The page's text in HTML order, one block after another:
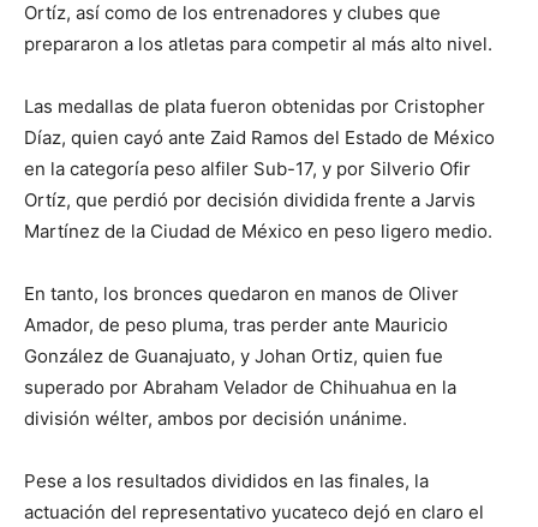
Ortíz, así como de los entrenadores y clubes que
prepararon a los atletas para competir al más alto nivel.
Las medallas de plata fueron obtenidas por Cristopher
Díaz, quien cayó ante Zaid Ramos del Estado de México
en la categoría peso alfiler Sub-17, y por Silverio Ofir
Ortíz, que perdió por decisión dividida frente a Jarvis
Martínez de la Ciudad de México en peso ligero medio.
En tanto, los bronces quedaron en manos de Oliver
Amador, de peso pluma, tras perder ante Mauricio
González de Guanajuato, y Johan Ortiz, quien fue
superado por Abraham Velador de Chihuahua en la
división wélter, ambos por decisión unánime.
Pese a los resultados divididos en las finales, la
actuación del representativo yucateco dejó en claro el